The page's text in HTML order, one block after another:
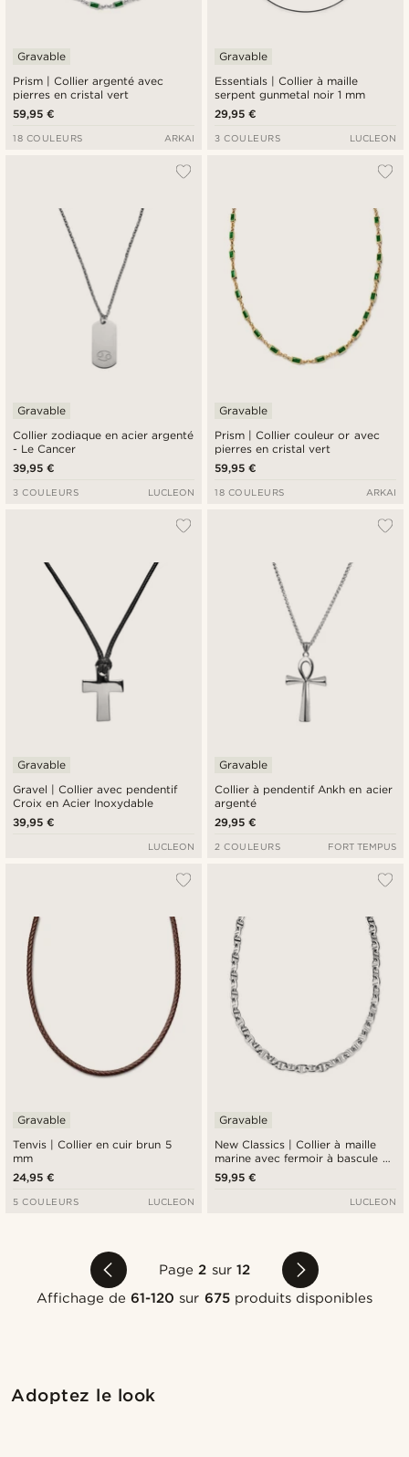
Prism | Collier argenté avec
pierres en cristal vert
Gravable
59,95 €
18 COULEURS ARKAI
Essentials | Collier à maille
serpent gunmetal noir 1 mm
Gravable
29,95 €
3 COULEURS LUCLEON
Collier zodiaque en acier argenté
- Le Cancer
Gravable
39,95 €
3 COULEURS LUCLEON
Prism | Collier couleur or avec
pierres en cristal vert
Gravable
59,95 €
18 COULEURS ARKAI
Gravel | Collier avec pendentif
Croix en Acier Inoxydable
Gravable
39,95 €
LUCLEON
Collier à pendentif Ankh en acier
argenté
Gravable
29,95 €
2 COULEURS FORT TEMPUS
Tenvis | Collier en cuir brun 5
mm
Gravable
24,95 €
5 COULEURS LUCLEON
New Classics | Collier à maille
marine avec fermoir à bascule en
acier inoxydable argenté
Gravable
59,95 €
LUCLEON
Page2 sur 12
Affichage de61-120 sur 675produits disponibles
Adoptez le look